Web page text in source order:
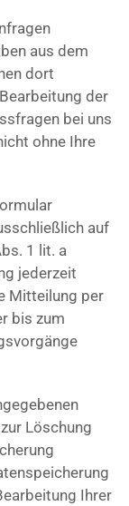
aus dem
dort
der
bei uns
ohne Ihre
auf
1 lit. a
jederzeit
Mitteilung per
bis zum
Löschung
Ihrer